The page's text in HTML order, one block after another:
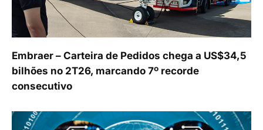
Embraer – Carteira de Pedidos chega a US$34,5
bilhões no 2T26, marcando 7º recorde
consecutivo